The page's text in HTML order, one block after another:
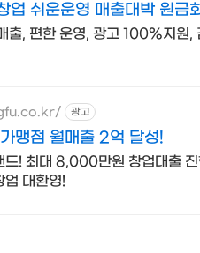
업 쉬운운영 매출대박 원금
출, 편한 운영, 광고 100%지원,
광고
마라탕 창업은 탕화쿵푸! 가맹점 월매출 2억 달성!
드! 최대 8,000만원 창업대출
업 대환영!